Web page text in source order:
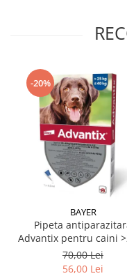
-20%
BAYER
Pipeta
Advantix pentru caini
- ≤ 40 kg ( 1 pipeta )
70,00 Lei
56,00 Lei